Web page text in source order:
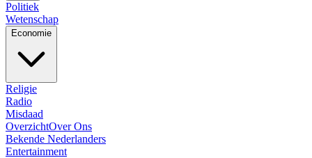
Politiek
Wetenschap
Economie
Religie
Radio
Misdaad
OverzichtOver Ons
Bekende Nederlanders
Entertainment